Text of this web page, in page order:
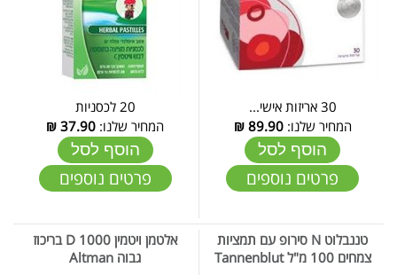
30 אריזות אישי...
המחיר שלנו:89.90
₪
הוסף לסל
פרטים נוספים
20 לכסניות
המחיר שלנו: 37.90
₪
הוסף לסל
פרטים נוספים
טננבלוט N סירופ עם תמציות
צמחים 100 מ"ל Tannenblut
אלטמן ויטמין D 1000 בריכוז
גבוה Altman